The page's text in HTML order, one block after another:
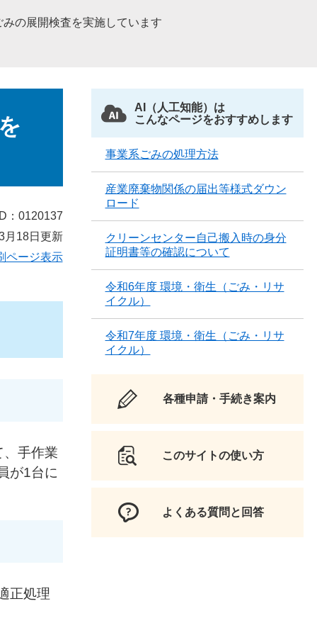
の展開検査を実施しています
：0120137
月18日更新
ページ表示
手作業
が1台に
正処理
AI（人工知能）は
こんなページをおすすめします
事業系ごみの処理方法
産業廃棄物関係の届出等様式ダウン
ロード
クリーンセンター自己搬入時の身分
証明書等の確認について
令和6年度 環境・衛生（ごみ・リサ
イクル）
令和7年度 環境・衛生（ごみ・リサ
イクル）
各種申請・手続き案内
このサイトの使い方
よくある質問と回答